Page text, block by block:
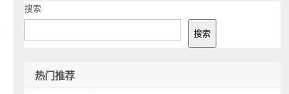
搜索
搜索
热门推荐